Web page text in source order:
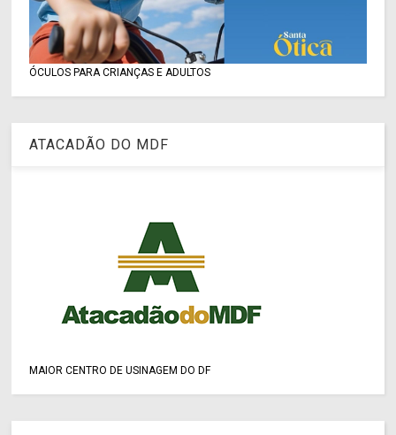
ÓCULOS PARA CRIANÇAS E ADULTOS
ATACADÃO DO MDF
MAIOR CENTRO DE USINAGEM DO DF